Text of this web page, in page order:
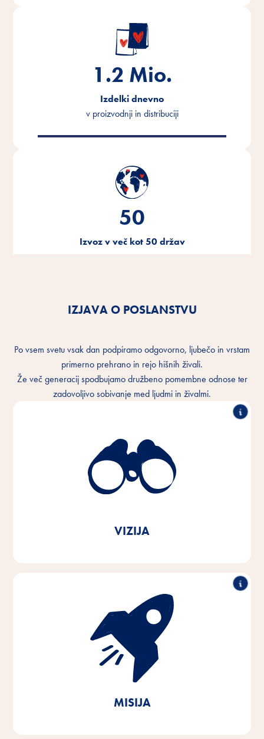
1.2 Mio.
Izdelki dnevno
v proizvodnji in distribuciji
50
Izvoz v več kot 50 držav
IZJAVA O POSLANSTVU
Po vsem svetu vsak dan podpiramo odgovorno, ljubečo in vrstam
primerno prehrano in rejo hišnih živali.
Že več generacij spodbujamo družbeno pomembne odnose ter
zadovoljivo sobivanje med ljudmi in živalmi.
VIZIJA
Zavedamo se tesne vezi med ljudmi in živalmi ter
želimo to povezanost vsak dan izboljševati. V vsakem
živalskem domu in povsod po svetu.
MISIJA
S strastjo in empatijo do potreb hišnih ljubljenčkov in
njihovih lastnikov razvijamo, proizvajamo in
distribuiramo inovativne, visokokakovostne in na
potrebah temelječe izdelke. S trajnostnim delovanjem
prispevamo k ohranjanju pomembnih naravnih virov.